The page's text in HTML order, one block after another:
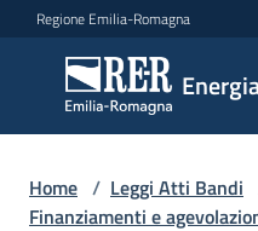
Vai al contenuto
Vai alla navigazione
Vai al footer
Regione Emilia-Romagna
Energia
Argomenti
Home / Leggi Atti Bandi
Finanziamenti e